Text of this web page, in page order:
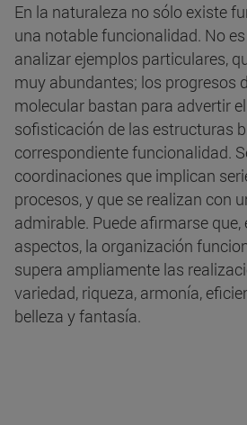
En la naturaleza no sólo existe
una notable funcionalidad. No
analizar ejemplos particulares,
muy abundantes; los progresos
molecular bastan para advertir
sofisticación de las estructuras
correspondiente funcionalidad.
coordinaciones que implican
procesos, y que se realizan con
admirable. Puede afirmarse que,
aspectos, la organización
supera ampliamente las
variedad, riqueza, armonía,
belleza y fantasía.